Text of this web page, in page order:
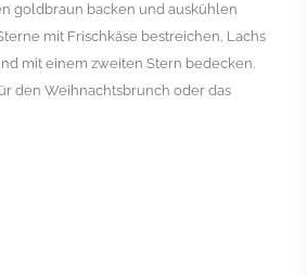
goldbraun backen und auskühlen
mit Frischkäse bestreichen, Lachs
mit einem zweiten Stern bedecken.
den Weihnachtsbrunch oder das